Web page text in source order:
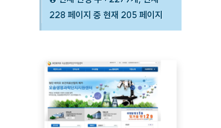
228 페이지 중 현재 205 페이지